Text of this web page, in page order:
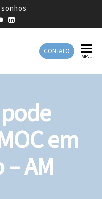
CONTATO
MENU
em
AM